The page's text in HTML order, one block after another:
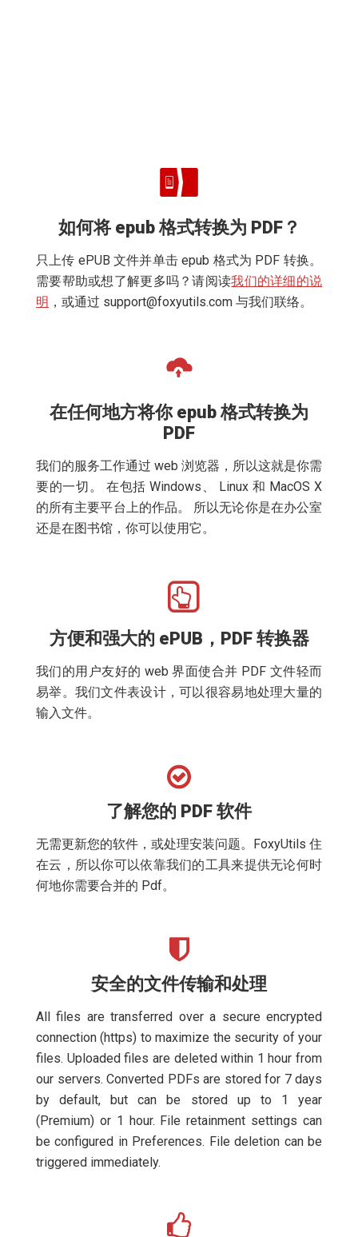
如何将 epub 格式转换为 PDF？
只上传 ePUB 文件并单击 epub 格式为 PDF 转换。
需要帮助或想了解更多吗？请阅读我们的详细的说
明 ，或通过 support@foxyutils.com 与我们联络。
在任何地方将你 epub 格式转换为
PDF
我们的服务工作通过 web 浏览器，所以这就是你需
要的一切。 在包括 Windows、 Linux 和 MacOS X
的所有主要平台上的作品。 所以无论你是在办公室
还是在图书馆，你可以使用它。
方便和强大的 ePUB，PDF 转换器
我们的用户友好的 web 界面使合并 PDF 文件轻而
易举。我们文件表设计，可以很容易地处理大量的
输入文件。
了解您的 PDF 软件
无需更新您的软件，或处理安装问题。FoxyUtils 住
在云，所以你可以依靠我们的工具来提供无论何时
何地你需要合并的 Pdf。
安全的文件传输和处理
All files are transferred over a secure encrypted
connection (https) to maximize the security of your
files. Uploaded files are deleted within 1 hour from
our servers. Converted PDFs are stored for 7 days
by default, but can be stored up to 1 year
(Premium) or 1 hour. File retainment settings can
be configured in Preferences. File deletion can be
triggered immediately.